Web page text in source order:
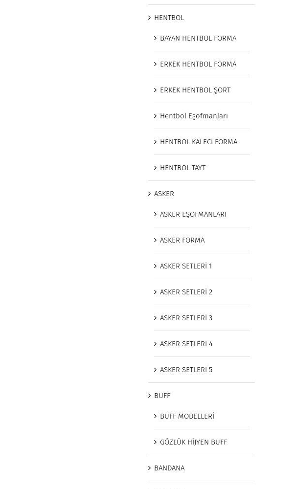
HENTBOL
BAYAN HENTBOL FORMA
ERKEK HENTBOL FORMA
ERKEK HENTBOL ŞORT
Hentbol Eşofmanları
HENTBOL KALECİ FORMA
HENTBOL TAYT
ASKER
ASKER EŞOFMANLARI
ASKER FORMA
ASKER SETLERİ 1
ASKER SETLERİ 2
ASKER SETLERİ 3
ASKER SETLERİ 4
ASKER SETLERİ 5
BUFF
BUFF MODELLERİ
GÖZLÜK HİJYEN BUFF
BANDANA